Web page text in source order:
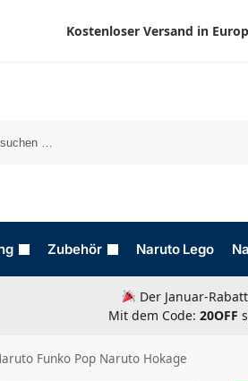
Kostenloser Versand in
Zubehör Naruto Lego
Der Januar-
Mit dem Code:20OFF
Funko Pop Naruto Hokage